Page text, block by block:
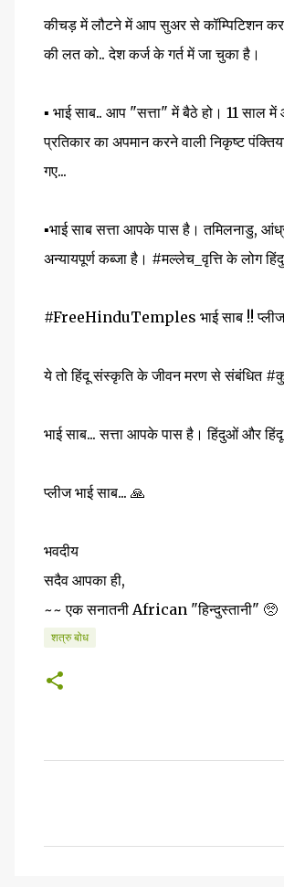
कीचड़ में लौटने में आप सुअर से कॉम्पिटिशन कर
की लत को.. देश कर्ज के गर्त में जा चुका है।
▪️ भाई साब.. आप "सत्ता" में बैठे हो। 11 साल
प्रतिकार का अपमान करने वाली निकृष्ट
गए...
▪️भाई साब सत्ता आपके पास है। तमिलनाडु,
अन्यायपूर्ण कब्जा है। #मल्लेच_वृत्ति के लोग
#FreeHinduTemples भाई साब !! प्लीज
ये तो हिंदू संस्कृति के जीवन मरण से संबंधित
भाई साब... सत्ता आपके पास है। हिंदुओं और
प्लीज भाई साब... 🙏
भवदीय
सदैव आपका ही,
~~ एक सनातनी African "हिन्दुस्तानी" 🥺
शत्रु बोध